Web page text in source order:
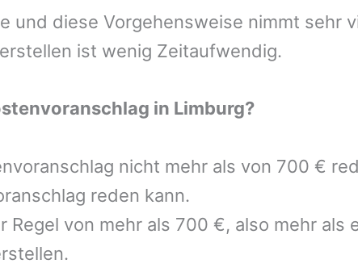
und diese Vorgehensweise nimmt sehr
ist wenig Zeitaufwendig.
in Limburg?
nicht mehr als von 700 €
reden kann.
von mehr als 700 €, also mehr als